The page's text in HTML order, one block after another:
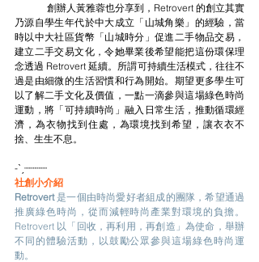
乃源自學生年代於中大成立「山城角樂」的經驗，當
時以中大社區貨幣「山城時分」促進二手物品交易，
建立二手交易文化，令她畢業後希望能把這份環保理
念透過 Retrovert 延續。所謂可持續生活模式，往往不
過是由細微的生活習慣和行為開始。期望更多學生可
以了解二手文化及價值，一點一滴參與這場綠色時尚
運動，將「可持續時尚」融入日常生活，推動循環經
濟，為衣物找到住處，為環境找到希望，讓衣衣不
捨、生生不息。
-ˋˏ┈┈┈┈
社創小介紹
Retrovert 是一個由時尚愛好者組成的團隊，希望通過
推廣綠色時尚，從而減輕時尚產業對環境的負擔。
Retrovert 以「回收，再利用，再創造」為使命，舉辦
不同的體驗活動，以鼓勵公眾參與這場綠色時尚運
動。